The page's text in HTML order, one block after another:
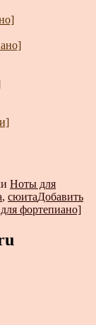
Ноты для
, сюитаДобавить
фортепиано]